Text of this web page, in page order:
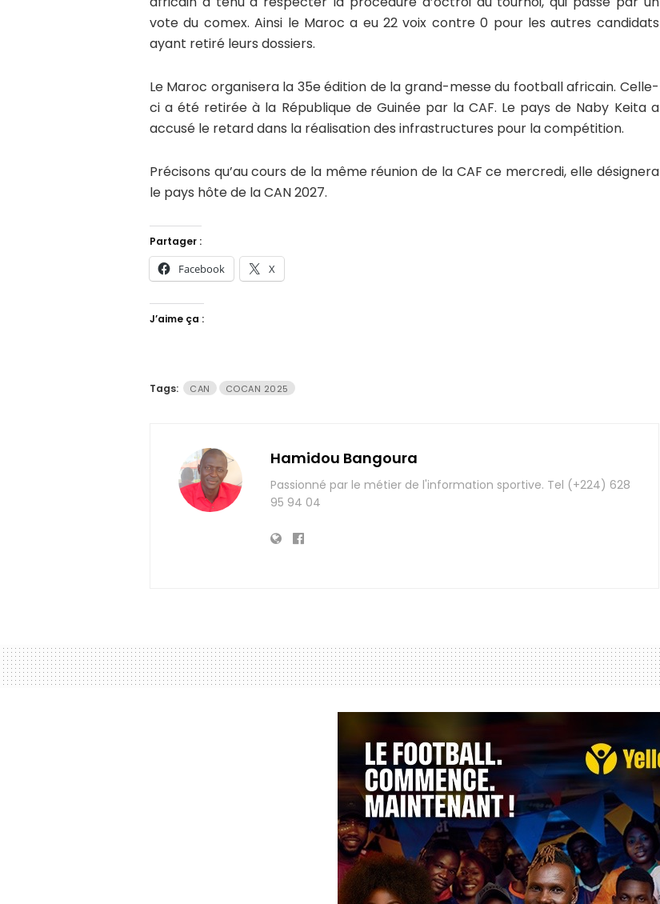
vote du comex. Ainsi le Maroc a eu 22 voix contre 0 pour les autres candidats
ayant retiré leurs dossiers.
Le Maroc organisera la 35e édition de la grand-messe du football africain. Celle-
ci a été retirée à la République de Guinée par la CAF. Le pays de Naby Keita a
accusé le retard dans la réalisation des infrastructures pour la compétition.
Précisons qu’au cours de la même réunion de la CAF ce mercredi, elle désignera
le pays hôte de la CAN 2027.
Partager :
Facebook X
J’aime ça :
Tags: CAN COCAN 2025
Hamidou Bangoura
Passionné par le métier de l'information sportive. Tel (+224) 628
95 94 04